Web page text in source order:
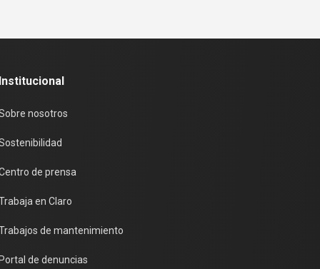
nosotros
de prensa
en Claro
de mantenimiento
de denuncias